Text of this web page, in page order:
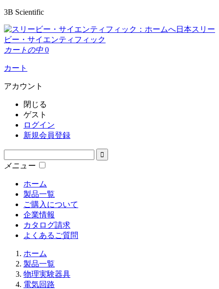
3B Scientific
日本スリー
ビー・サイエンティフィック
カートの中 0
カート
アカウント
閉じる
ゲスト
ログイン
新規会員登録
メニュー
ホーム
製品一覧
ご購入について
企業情報
カタログ請求
よくあるご質問
ホーム
製品一覧
物理実験器具
電気回路